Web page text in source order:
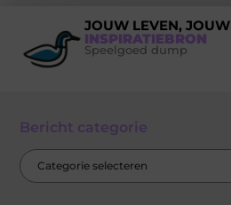
JOUW LEVEN, JOUW
INSPIRATIEBRON
Speelgoed dump
Bericht categorie